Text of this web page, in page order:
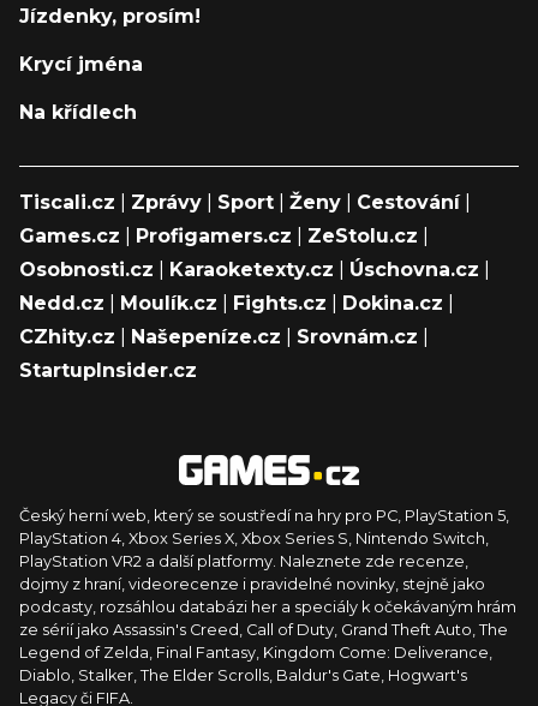
Jízdenky, prosím!
Krycí jména
Na křídlech
Tiscali.cz Zprávy Sport Ženy Cestování|
Games.cz
Profigamers.cz ZeStolu.cz
Osobnosti.cz
Karaoketexty.cz Úschovna.cz
Nedd.cz
Moulík.cz Fights.cz Dokina.cz
CZhity.cz
Našepeníze.cz Srovnám.cz
StartupInsider.cz
Český herní web, který se soustředí na hry pro PC, PlayStation 5,
PlayStation 4, Xbox Series X, Xbox Series S, Nintendo Switch,
PlayStation VR2 a další platformy. Naleznete zde recenze,
dojmy z hraní, videorecenze i pravidelné novinky, stejně jako
podcasty, rozsáhlou databázi her a speciály k očekávaným hrám
ze sérií jako Assassin's Creed, Call of Duty, Grand Theft Auto, The
Legend of Zelda, Final Fantasy, Kingdom Come: Deliverance,
Diablo, Stalker, The Elder Scrolls, Baldur's Gate, Hogwart's
Legacy či FIFA.